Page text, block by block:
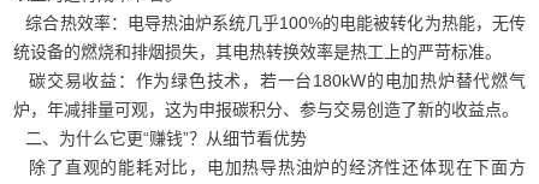
综合热效率：电导热油炉系统几乎100%的电能被转化为热能，无传
统设备的燃烧和排烟损失，其电热转换效率是热工上的严苛标准。
碳交易收益：作为绿色技术，若一台180kW的电加热炉替代燃气
炉，年减排量可观，这为申报碳积分、参与交易创造了新的收益点。
二、为什么它更“赚钱”？从细节看优势
除了直观的能耗对比，电加热导热油炉的经济性还体现在下面方